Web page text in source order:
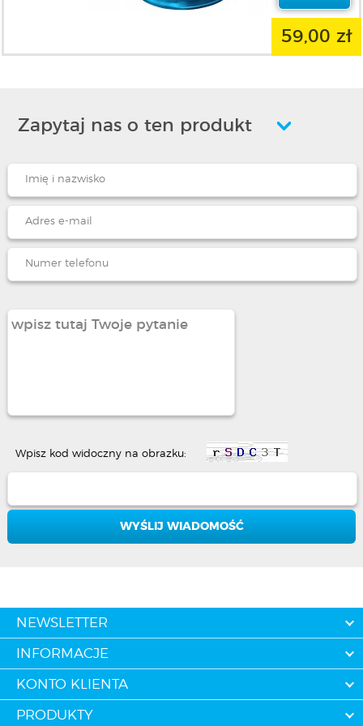
59,00 zł
Zapytaj nas o ten produkt
Wpisz kod widoczny na obrazku:
NEWSLETTER
INFORMACJE
KONTO KLIENTA
PRODUKTY